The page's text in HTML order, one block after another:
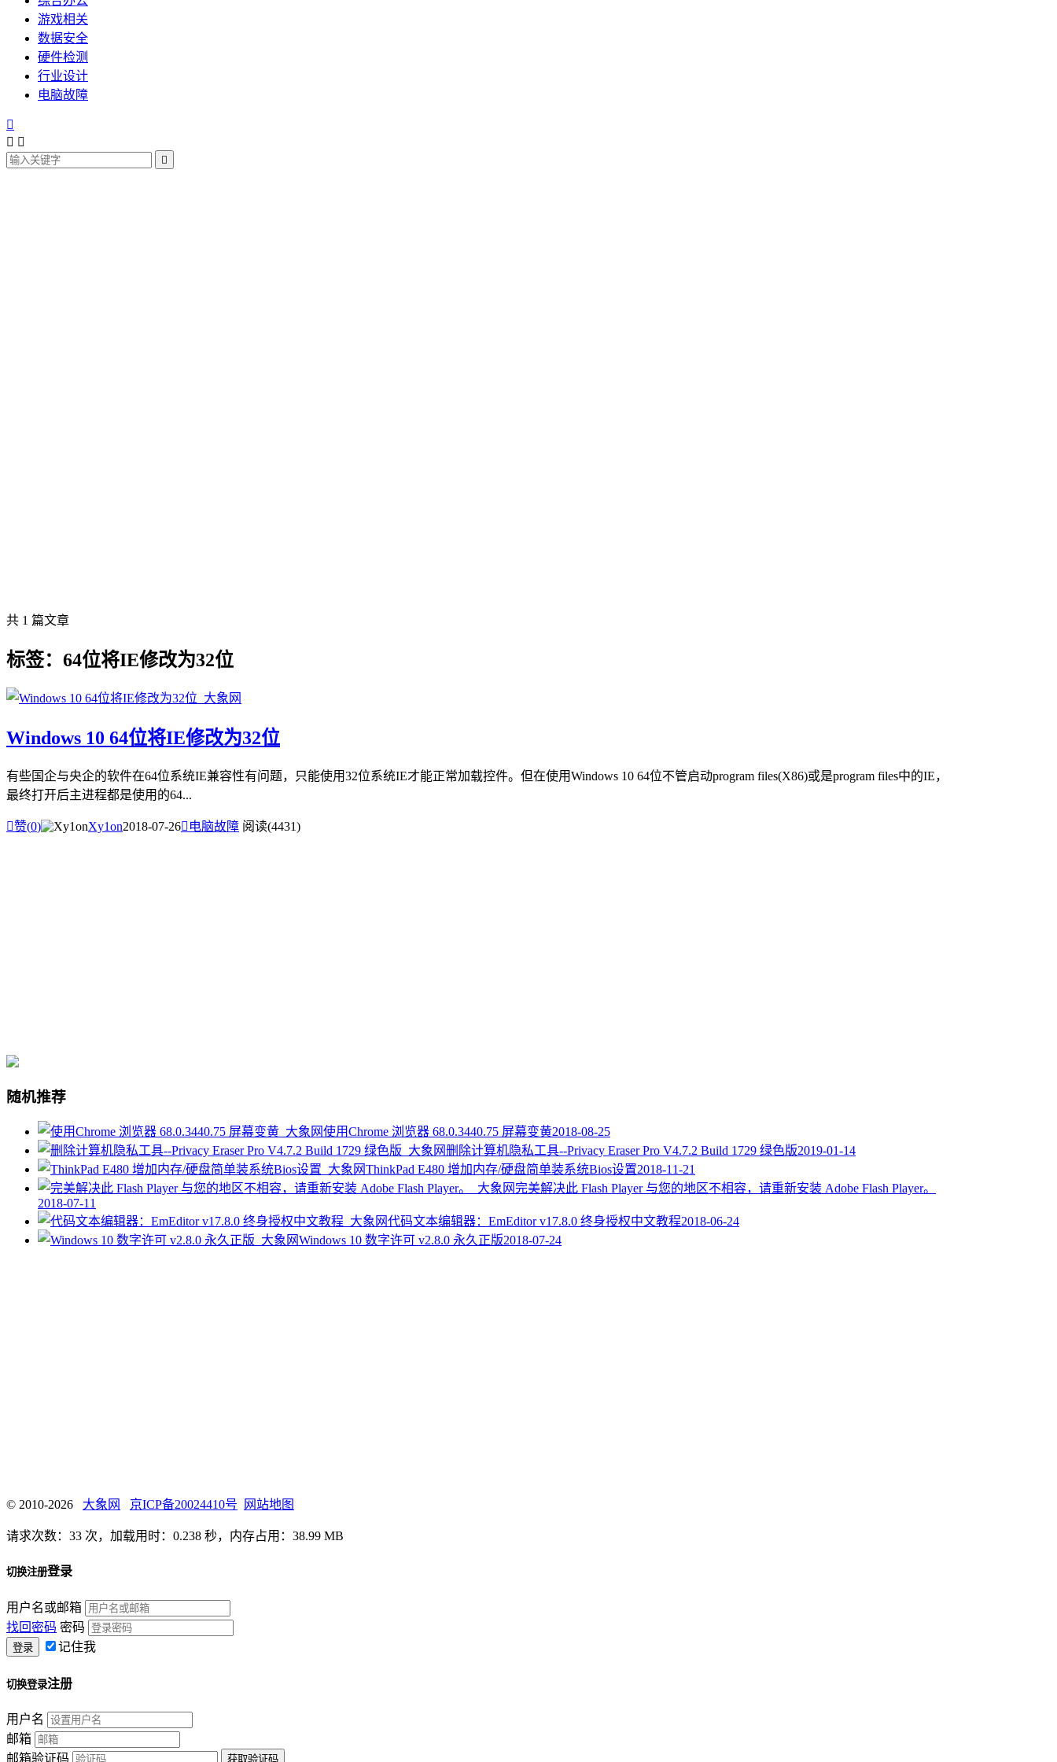
游戏相关
数据安全
硬件检测
行业设计
电脑故障

 

共 1 篇文章
标签：64位将IE修改为32位
Windows 10 64位将IE修改为32位
有些国企与央企的软件在64位系统IE兼容性有问题，只能使用32位系统IE才能正常加载控件。但在使用Windows 10 64位不管启动program files(X86)或是program files中的IE，
最终打开后主进程都是使用的64...
赞(0) Xy1on2018-07-26 电脑故障 阅读(4431)
随机推荐
使用Chrome 浏览器 68.0.3440.75 屏幕变黄2018-08-25
删除计算机隐私工具--Privacy Eraser Pro V4.7.2 Build 1729 绿色版2019-01-14
ThinkPad E480 增加内存/硬盘简单装系统Bios设置2018-11-21
完美解决此 Flash Player 与您的地区不相容，请重新安装 Adobe Flash Player。
2018-07-11
代码文本编辑器：EmEditor v17.8.0 终身授权中文教程2018-06-24
Windows 10 数字许可 v2.8.0 永久正版2018-07-24
© 2010-2026 大象网 京ICP备20024410号 网站地图
请求次数：33 次，加载用时：0.238 秒，内存占用：38.99 MB
切换注册登录
用户名或邮箱
找回密码 密码
记住我
切换登录注册
用户名
邮箱
邮箱验证码